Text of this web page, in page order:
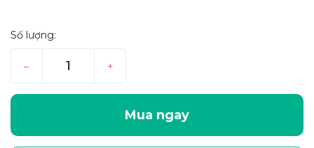
Số lượng:
– +
Mua ngay